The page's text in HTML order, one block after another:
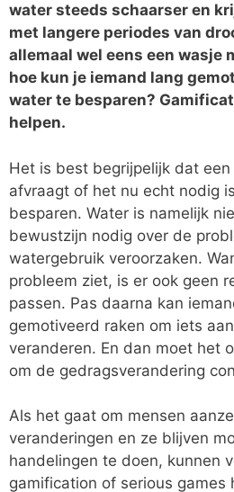
water steeds schaarser en
met langere periodes van
allemaal wel eens een wasje
hoe kun je iemand lang
water te besparen?
helpen.
Het is best begrijpelijk dat
afvraagt of het nu echt nodig
besparen. Water is namelijk
bewustzijn nodig over de
watergebruik veroorzaken.
probleem ziet, is er ook geen
passen. Pas daarna kan
gemotiveerd raken om iets
veranderen. En dan moet het
om de gedragsverandering
Als het gaat om mensen
veranderingen en ze blijven
handelingen te doen, kunnen
gamification of serious games